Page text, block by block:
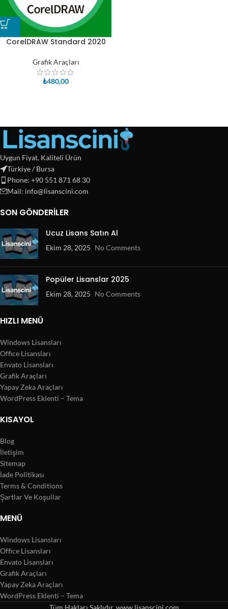
CorelDRAW Standard 2020
Grafik Araçları
₺480,00
Uygun Fiyat, Kaliteli Ürün
Türkiye / Bursa
Phone: +90 551 871 68 30
Mail: info@lisanscini.com
SON GÖNDERILER
Ucuz Lisans Satın Al
Ekim 28, 2025 No Comments
Popüler Lisanslar 2025
Ekim 28, 2025 No Comments
HIZLI MENÜ
Windows Lisansları
Office Lisansları
Envato Lisansları
Grafik Araçları
Yapay Zeka Araçları
WordPress Eklenti – Tema
KISAYOL
Blog
İletişim
Sitemap
İade Politikası
Terms & Conditions
Şartlar Ve Koşullar
MENÜ
Windows Lisansları
Office Lisansları
Envato Lisansları
Grafik Araçları
Yapay Zeka Araçları
WordPress Eklenti – Tema
Tüm Hakları Saklıdır. www.lisanscini.com